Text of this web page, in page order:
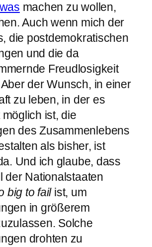
machen zu wollen,
Auch wenn mich der
die postdemokratischen
und die da
Freudlosigkeit
der Wunsch, in einer
zu leben, in der es
ist, die
des Zusammenlebens
als bisher, ist
Und ich glaube, dass
der Nationalstaaten
big to failist, um
in größerem
Solche
drohten zu